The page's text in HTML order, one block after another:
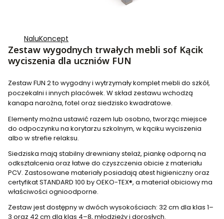
NaluKoncept
Zestaw wygodnych trwałych mebli sof Kącik
wyciszenia dla uczniów FUN
Zestaw FUN 2 to wygodny i wytrzymały komplet mebli do szkół,
poczekalni i innych placówek. W skład zestawu wchodzą
kanapa narożna, fotel oraz siedzisko kwadratowe.
Elementy można ustawić razem lub osobno, tworząc miejsce
do odpoczynku na korytarzu szkolnym, w kąciku wyciszenia
albo w strefie relaksu.
Siedziska mają stabilny drewniany stelaż, piankę odporną na
odkształcenia oraz łatwe do czyszczenia obicie z materiału
PCV. Zastosowane materiały posiadają atest higieniczny oraz
certyfikat STANDARD 100 by OEKO-TEX®, a materiał obiciowy ma
właściwości ognioodporne.
Zestaw jest dostępny w dwóch wysokościach: 32 cm dla klas 1–
3 oraz 42 cm dla klas 4–8, młodzieży i dorosłych.